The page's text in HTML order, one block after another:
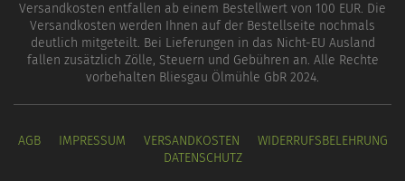
Versandkosten entfallen ab einem Bestellwert von 100 EUR. Die
Versandkosten werden Ihnen auf der Bestellseite nochmals
deutlich mitgeteilt. Bei Lieferungen in das Nicht-EU Ausland
fallen zusätzlich Zölle, Steuern und Gebühren an. Alle Rechte
vorbehalten Bliesgau Ölmühle GbR 2024.
AGB IMPRESSUM VERSANDKOSTEN
WIDERRUFSBELEHRUNG
DATENSCHUTZ